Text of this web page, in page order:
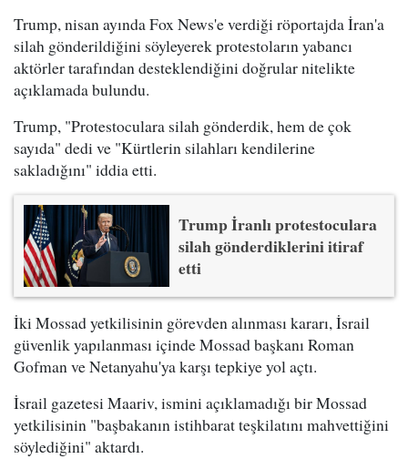
Trump, nisan ayında Fox News'e verdiği röportajda İran'a
silah gönderildiğini söyleyerek protestoların yabancı
aktörler tarafından desteklendiğini doğrular nitelikte
açıklamada bulundu.
Trump, "Protestoculara silah gönderdik, hem de çok
sayıda" dedi ve "Kürtlerin silahları kendilerine
sakladığını" iddia etti.
Trump İranlı protestoculara
silah gönderdiklerini itiraf
etti
İki Mossad yetkilisinin görevden alınması kararı, İsrail
güvenlik yapılanması içinde Mossad başkanı Roman
Gofman ve Netanyahu'ya karşı tepkiye yol açtı.
İsrail gazetesi Maariv, ismini açıklamadığı bir Mossad
yetkilisinin "başbakanın istihbarat teşkilatını mahvettiğini
söylediğini" aktardı.